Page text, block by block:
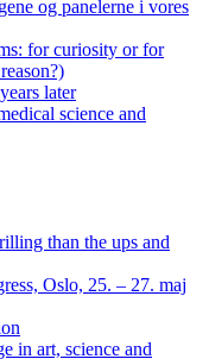
og panelerne i vores
for curiosity or for
later
science and
than the ups and
Oslo, 25. – 27. maj
in art, science and